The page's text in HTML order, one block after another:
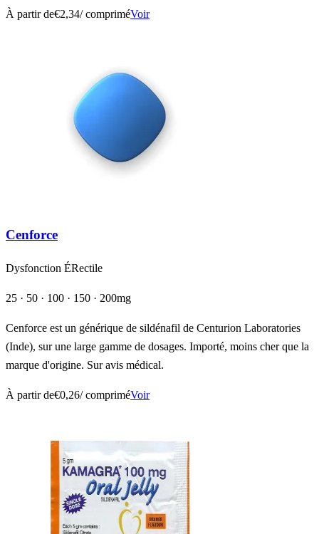
À partir de€2,34/ compriméVoir
Cenforce
Dysfonction ÉRectile
25 · 50 · 100 · 150 · 200mg
Cenforce est un générique de sildénafil de Centurion Laboratories
(Inde), sur une large gamme de dosages. Importé, moins cher que la
marque d'origine. Sur avis médical.
À partir de€0,26/ compriméVoir